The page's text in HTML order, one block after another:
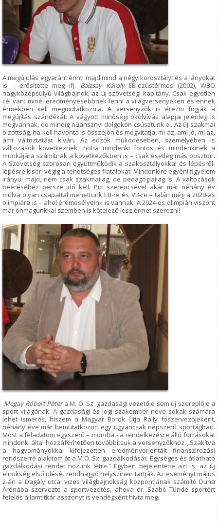
A megújulás egyaránt érinti majd mind a négy korosztályt és a lányokat
is – erősítette meg ifj. Balzsay KárolyEB-ezüstérmes (2002), WBO
nagyközépsúlyú világbajnok, az új szövetségi kapitány. Csak egyetlen
cél van: minél eredményesebbnek lenni a világversenyeken és ennek
érmekben kell megmutatkoznia. A versenyzők is érezni fogják a
megújítás szándékát. A vágyott minőségi ökölvívás alapjai jelenleg is
megvannak, de mindig nüansznyi dolgokon csúsztunk el. Az új szakmai
bizottság, ha kell havonta is összejön és megvitatja, mi az, ami jó, mi az,
ami változtatást kíván. Az edzők működésében, személyében is
változások következnek, noha mindenki fontos és mindenkinek a
munkájára számítnak a következőkben is – csak esetleg más poszton.
A Szövetség szorosan együttműködik a szakosztályokkal és lépésről-
lépésre kíséri végig a tehetséges fiatalokat. Mindenkire egyéni figyelem
irányul majd, nem csak szakmailag, de pedagógiailag is. A változások
beéréséhez persze idő kell. Pici szerencsével akár már néhány év
múlva olyan csapattal mehettünk EB-re és VB-re – talán még a 2020-as
olimpiára is – ahol éremesélyeink is vannak. A 2024-es olimpián viszont
már önmagunkkal szemben is kötelező lesz érmet szerezni!
Megay Róbert Pétera M. Ö. Sz. gazdasági vezetője sem új szereplője a
sport világának. A gazdasági és jogi szakember neve sokak számára
lehet ismerős, hiszem a Magyar Borok Útja Rally főszervezőjeként,
néhány éve már bemutatkozott egy ugyancsak népszerű sportágban.
Most a feladatom egyszerű – mondta - a rendelkezésre álló forrásokat
mindenki által hozzáférhetően továbbítsuk a versenyzőkhöz. „Szakítva
a hagyományokkal kifejezetten eredményorientált finanszírozási
rendszerré alakítom át a M Ö. Sz. gazdálkodását. Egységes és átlátható
gazdálkodási rendet hozunk létre.” Egyben bejelentette azt is, az új
elnökség első ülését rendhagyó helyszínen tartják. Az eseményt május
2-án a Dagály utcai vizes világbajnokság központjának számító Duna
Arénába szervezte a sportvezetés, ahova dr. Szabó Tünde sportért
felelős államtitkár asszonyt is vendégként hívta meg.